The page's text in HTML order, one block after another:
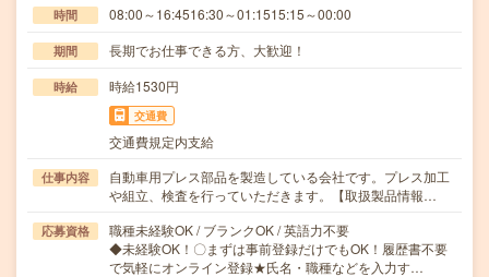
時間 08:00～16:4516:30～01:1515:15～00:00
期間 長期でお仕事できる方、大歓迎！
時給 時給1530円
交通費
交通費規定内支給
仕事内容
自動車用プレス部品を製造している会社です。プレス加工
や組立、検査を行っていただきます。【取扱製品情報…
応募資格
職種未経験OK / ブランクOK / 英語力不要
◆未経験OK！〇まずは事前登録だけでもOK！履歴書不要
で気軽にオンライン登録★氏名・職種などを入力す…